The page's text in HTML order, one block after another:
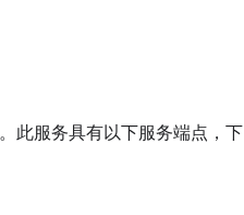
此服务具有以下服务端点，下